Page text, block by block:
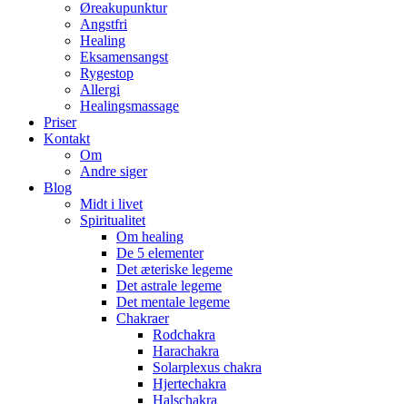
Øreakupunktur
Angstfri
Healing
Eksamensangst
Rygestop
Allergi
Healingsmassage
Priser
Kontakt
Om
Andre siger
Blog
Midt i livet
Spiritualitet
Om healing
De 5 elementer
Det æteriske legeme
Det astrale legeme
Det mentale legeme
Chakraer
Rodchakra
Harachakra
Solarplexus chakra
Hjertechakra
Halschakra